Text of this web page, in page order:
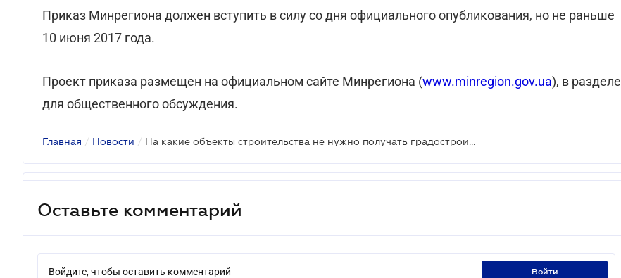
Приказ Минрегиона должен вступить в силу со дня официального опубликования, но не раньше
10 июня 2017 года.
Проект приказа размещен на официальном сайте Минрегиона (www.minregion.gov.ua), в разделе
для общественного обсуждения.
Главная / Новости / На какие объекты строительства не нужно получать градостроительные условия,
Оставьте комментарий
Войдите, чтобы оставить комментарий войти